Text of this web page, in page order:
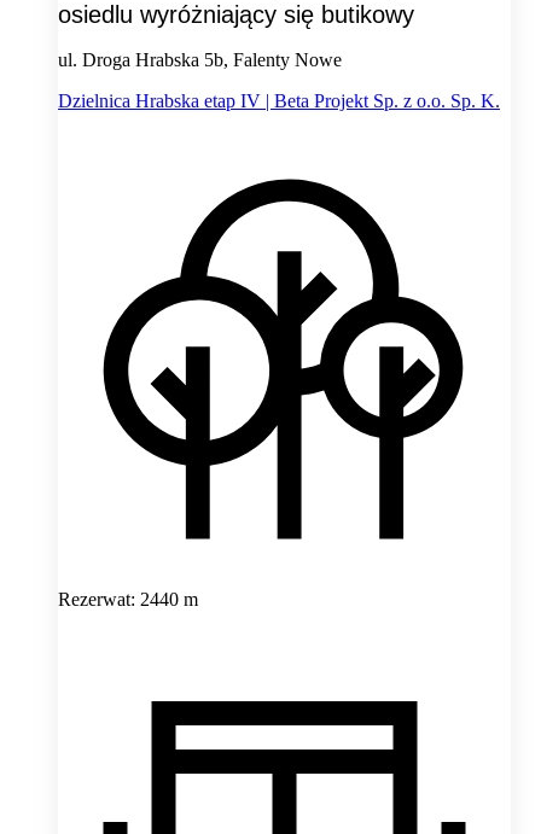
osiedlu wyróżniający się butikowy
ul. Droga Hrabska 5b, Falenty Nowe
Dzielnica Hrabska etap IV | Beta Projekt Sp. z o.o. Sp. K.
Rezerwat: 2440 m